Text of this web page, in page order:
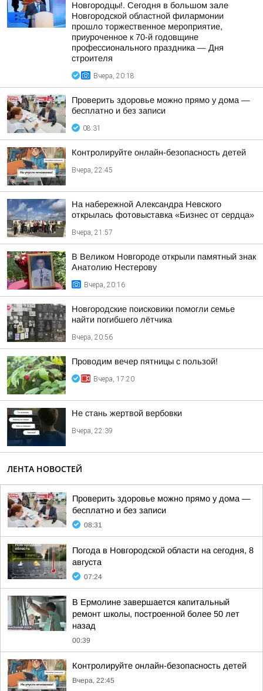
Новгородцы!. Сегодня в большом зале
Новгородской областной филармонии
прошло торжественное мероприятие,
приуроченное к 70-й годовщине
профессионального праздника — Дня
строителя
Вчера, 20:18
Проверить здоровье можно прямо у дома —
бесплатно и без записи
08:31
Контролируйте онлайн-безопасность детей
Вчера, 22:45
На набережной Александра Невского
открылась фотовыставка «Бизнес от сердца»
Вчера, 21:57
В Великом Новгороде открыли памятный знак
Анатолию Нестерову
Вчера, 20:16
Новгородские поисковики помогли семье
найти погибшего лётчика
Вчера, 20:56
Проводим вечер пятницы с пользой!
Вчера, 17:20
Не стань жертвой вербовки
Вчера, 22:39
ЛЕНТА НОВОСТЕЙ
Проверить здоровье можно прямо у дома —
бесплатно и без записи
08:31
Погода в Новгородской области на сегодня, 8
августа
07:24
В Ермолине завершается капитальный
ремонт школы, построенной более 50 лет
назад
00:39
Контролируйте онлайн-безопасность детей
Вчера, 22:45